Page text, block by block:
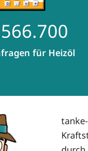
für Heizöl